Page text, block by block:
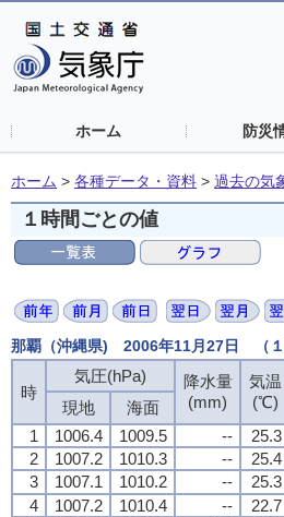
ホーム 防災
ホーム > 各種データ・資料 > 過去の気
１時間ごとの値
那覇（沖縄県) 2006年11月27日 （１
時
気圧(hPa)
降水量
(mm)
気温
(℃)
現地
海面
1
1006.4 1009.5 -- 25.3
2
1007.2 1010.3 -- 25.4
3
1007.1 1010.2 -- 25.3
4
1007.2 1010.4 -- 22.7
時
気圧(hPa)
降水量
(mm)
気温
(℃)
現地
海面
1
1006.4 1009.5 -- 25.3
2
1007.2 1010.3 -- 25.4
3
1007.1 1010.2 -- 25.3
4
1007.2 1010.4 -- 22.7
時
気圧(hPa)
降水量
(mm)
気温
(℃)
現地
海面
1
1006.4 1009.5 -- 25.3
2
1007.2 1010.3 -- 25.4
3
1007.1 1010.2 -- 25.3
4
1007.2 1010.4 -- 22.7
時
気圧(hPa)
降水量
(mm)
気温
(℃)
現地
海面
1
1006.4 1009.5 -- 25.3
2
1007.2 1010.3 -- 25.4
3
1007.1 1010.2 -- 25.3
4
1007.2 1010.4 -- 22.7